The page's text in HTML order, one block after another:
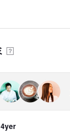
？
4yer